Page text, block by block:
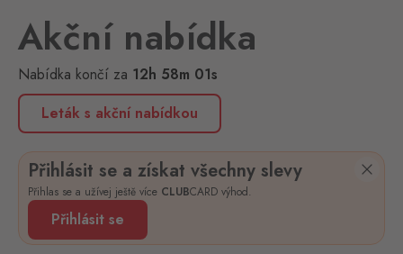
Akční nabídka
Nabídka končí za 12h 58m 01s
Leták s akční nabídkou
Přihlásit se a získat všechny slevy
Přihlas se a užívej ještě více CLUBCARD výhod.
Přihlásit se